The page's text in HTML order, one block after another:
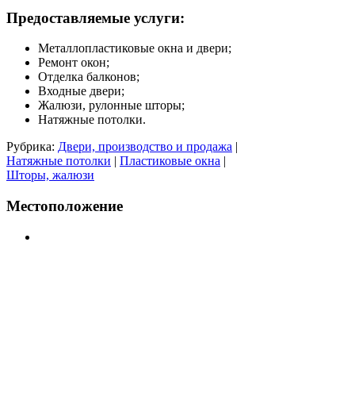
Предоставляемые услуги:
Металлопластиковые окна и двери;
Ремонт окон;
Отделка балконов;
Входные двери;
Жалюзи, рулонные шторы;
Натяжные потолки.
Рубрика: Двери, производство и продажа |
Натяжные потолки | Пластиковые окна |
Шторы, жалюзи
Местоположение